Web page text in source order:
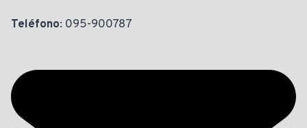
Teléfono: 095-900787